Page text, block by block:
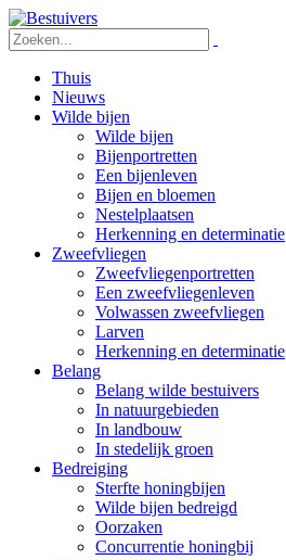
Thuis
Nieuws
Wilde bijen
Wilde bijen
Bijenportretten
Een bijenleven
Bijen en bloemen
Nestelplaatsen
Herkenning en determinatie
Zweefvliegen
Zweefvliegenportretten
Een zweefvliegenleven
Volwassen zweefvliegen
Larven
Herkenning en determinatie
Belang
Belang wilde bestuivers
In natuurgebieden
In landbouw
In stedelijk groen
Bedreiging
Sterfte honingbijen
Wilde bijen bedreigd
Oorzaken
Concurrentie honingbij